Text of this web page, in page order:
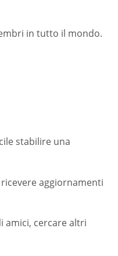
in tutto il mondo.
stabilire una
aggiornamenti
amici, cercare altri